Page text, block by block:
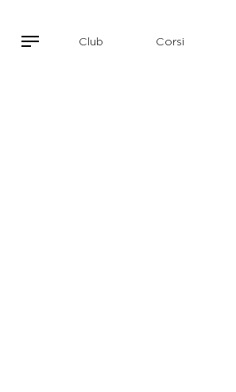
Club Corsi